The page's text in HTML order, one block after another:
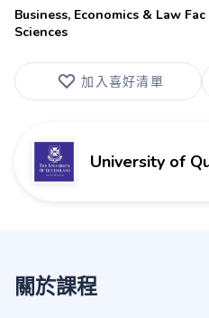
Business, Economics & Law
Sciences
加入喜好清單
University of
關於課程